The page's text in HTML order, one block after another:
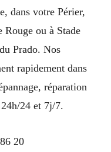
dans votre Périer,
ou à Stade
Prado. Nos
rapidement dans
réparation
24 et 7j/7.
20